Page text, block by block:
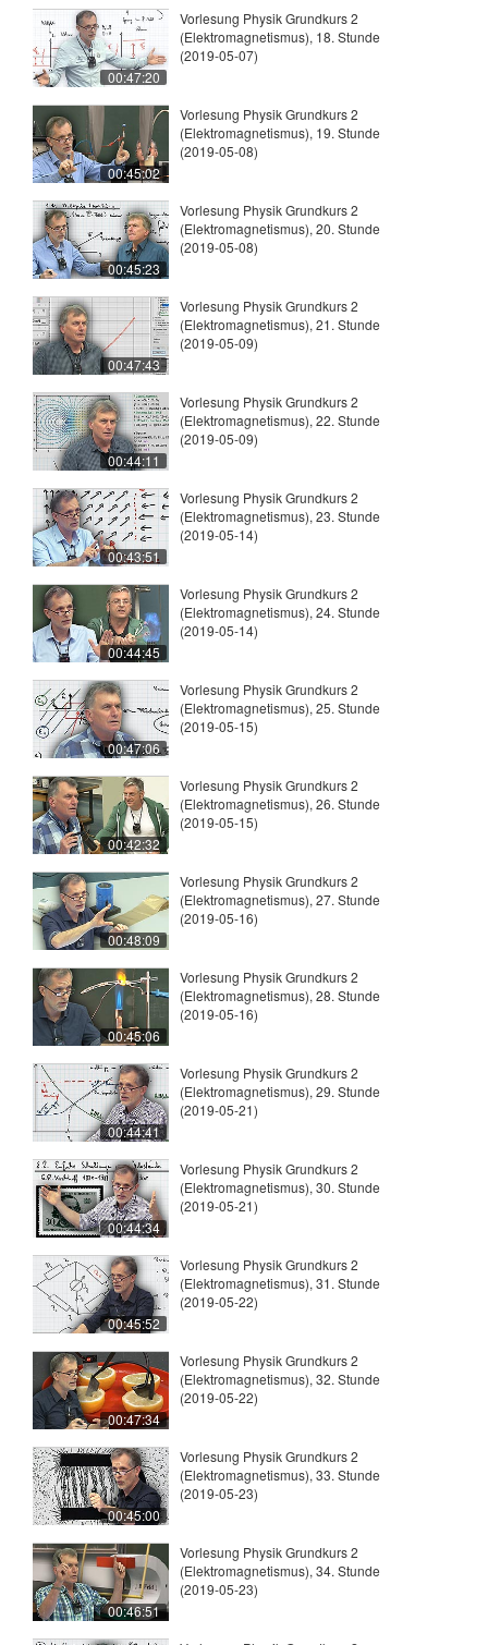
00:47:20
Vorlesung Physik Grundkurs 2
(Elektromagnetismus), 18. Stunde
(2019-05-07)
00:45:02
Vorlesung Physik Grundkurs 2
(Elektromagnetismus), 19. Stunde
(2019-05-08)
00:45:23
Vorlesung Physik Grundkurs 2
(Elektromagnetismus), 20. Stunde
(2019-05-08)
00:47:43
Vorlesung Physik Grundkurs 2
(Elektromagnetismus), 21. Stunde
(2019-05-09)
00:44:11
Vorlesung Physik Grundkurs 2
(Elektromagnetismus), 22. Stunde
(2019-05-09)
00:43:51
Vorlesung Physik Grundkurs 2
(Elektromagnetismus), 23. Stunde
(2019-05-14)
00:44:45
Vorlesung Physik Grundkurs 2
(Elektromagnetismus), 24. Stunde
(2019-05-14)
00:47:06
Vorlesung Physik Grundkurs 2
(Elektromagnetismus), 25. Stunde
(2019-05-15)
00:42:32
Vorlesung Physik Grundkurs 2
(Elektromagnetismus), 26. Stunde
(2019-05-15)
00:48:09
Vorlesung Physik Grundkurs 2
(Elektromagnetismus), 27. Stunde
(2019-05-16)
00:45:06
Vorlesung Physik Grundkurs 2
(Elektromagnetismus), 28. Stunde
(2019-05-16)
00:44:41
Vorlesung Physik Grundkurs 2
(Elektromagnetismus), 29. Stunde
(2019-05-21)
00:44:34
Vorlesung Physik Grundkurs 2
(Elektromagnetismus), 30. Stunde
(2019-05-21)
00:45:52
Vorlesung Physik Grundkurs 2
(Elektromagnetismus), 31. Stunde
(2019-05-22)
00:47:34
Vorlesung Physik Grundkurs 2
(Elektromagnetismus), 32. Stunde
(2019-05-22)
00:45:00
Vorlesung Physik Grundkurs 2
(Elektromagnetismus), 33. Stunde
(2019-05-23)
00:46:51
Vorlesung Physik Grundkurs 2
(Elektromagnetismus), 34. Stunde
(2019-05-23)